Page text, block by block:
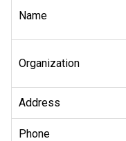
Name
Organization
Address
Phone